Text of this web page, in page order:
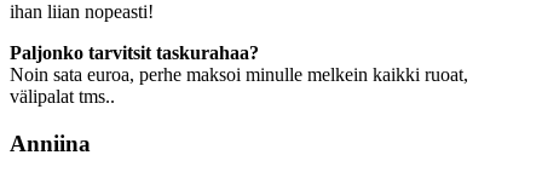
ihan liian nopeasti!
Paljonko tarvitsit taskurahaa?
Noin sata euroa, perhe maksoi minulle melkein kaikki ruoat,
välipalat tms..
Anniina